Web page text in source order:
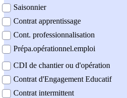
Saisonnier
Contrat apprentissage
Cont. professionnalisation
Prépa.opérationnel.emploi
CDI de chantier ou d'opération
Contrat d'Engagement Educatif
Contrat intermittent